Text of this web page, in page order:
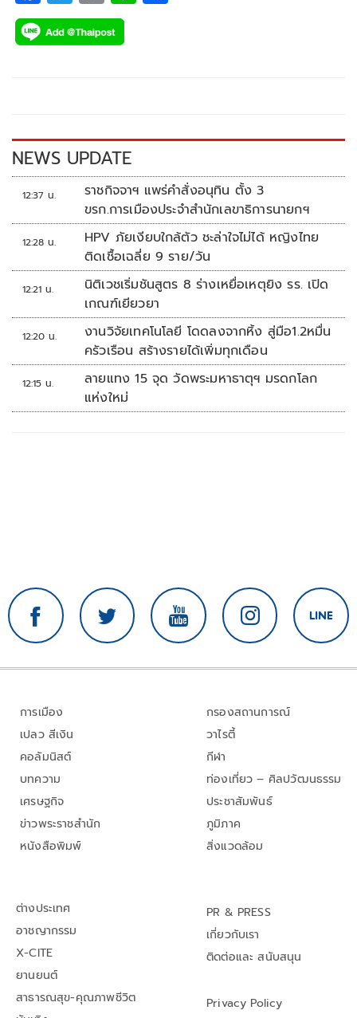
ac
e
k
wi
tt
o
p
k
NEWS UPDATE
12:37 น.
ราชกิจจาฯ แพร่คำสั่งอนุทิน ตั้ง 3
ขรก.การเมืองประจำสำนักเลขาธิการนายกฯ
12:28 น.
HPV ภัยเงียบใกล้ตัว ชะล่าใจไม่ได้ หญิงไทย
ติดเชื้อเฉลี่ย 9 ราย/วัน
12:21 น.
นิติเวชเริ่มชันสูตร 8 ร่างเหยื่อเหตุยิง รร. เปิด
เกณฑ์เยียวยา
12:20 น.
งานวิจัยเทคโนโลยี โดดลงจากหิ้ง สู่มือ1.2หมื่น
ครัวเรือน สร้างรายได้เพิ่มทุกเดือน
12:15 น.
ลายแทง 15 จุด วัดพระมหาธาตุฯ มรดกโลก
แห่งใหม่
การเมือง
เปลว สีเงิน
คอลัมนิสต์
บทความ
เศรษฐกิจ
ข่าวพระราชสำนัก
หนังสือพิมพ์
กรองสถานการณ์
วาไรตี้
กีฬา
ท่องเที่ยว – ศิลปวัฒนธรรม
ประชาสัมพันธ์
ภูมิภาค
สิ่งแวดล้อม
ต่างประเทศ
อาชญากรรม
X-CITE
ยานยนต์
สาธารณสุข-คุณภาพชีวิต
PR & PRESS
เกี่ยวกับเรา
ติดต่อและ สนับสนุน
Privacy Policy